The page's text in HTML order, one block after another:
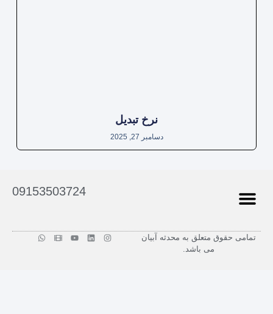
نرخ تبدیل
دسامبر 27, 2025
09153503724
تمامی حقوق متعلق به محدثه آبیان
می باشد.